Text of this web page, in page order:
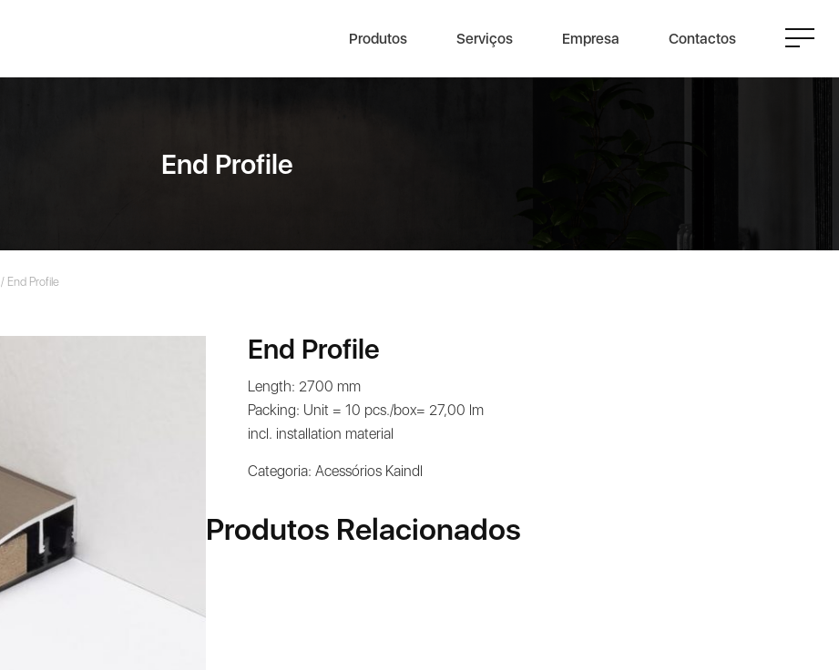
Produtos Serviços Empresa Contactos
End Profile
/ End Profile
End Profile
Length: 2700 mm
Packing: Unit = 10 pcs./box= 27,00 lm
incl. installation material
Categoria:Acessórios Kaindl
Produtos Relacionados